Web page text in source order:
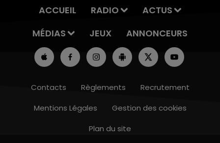
15h00 - 19h00
ACCUEIL RADIO
ACTUS
MÉDIAS
JEUX ANNONCEURS
Contacts Règlements
Recrutement
Mentions Légales
Gestion des cookies
Plan du site